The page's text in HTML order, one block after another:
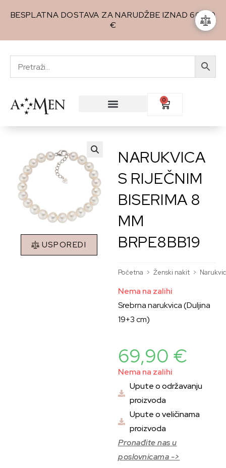
BESPLATNA DOSTAVA ZA NARUDŽBE IZNAD 60,00
€
0
🔍
USPOREDI
NARUKVICA
S RIJEČNIM
BISERIMA 8
MM
BRPE8BB19
Početna > Ženski nakit >
Nema na zalihi
Srebrna narukvica (Duljina
19+3 cm)
69,90 €
Nema na zalihi
Upute o održavanju
proizvoda
Upute o veličinama
proizvoda
Pronađite nas u
poslovnicama ->